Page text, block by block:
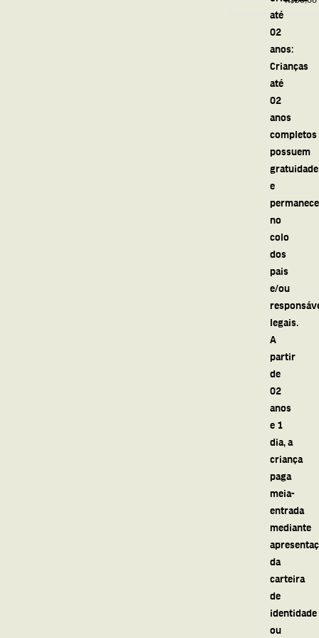
até
02
anos:
Crianças
até
02
anos
completos
possuem
gratuidade
e
no
colo
dos
pais
e/ou
legais.
A
partir
de
02
anos
e 1
dia, a
criança
paga
meia-
entrada
mediante
da
carteira
de
identidade
ou